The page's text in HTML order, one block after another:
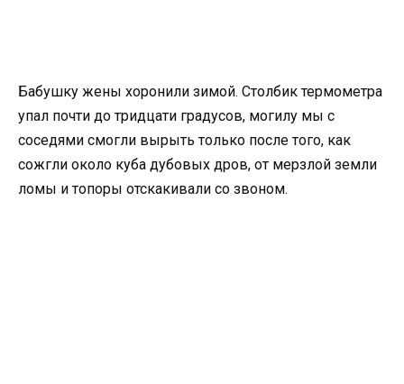
Бабушку жены хоронили зимой. Столбик термометра
упал почти до тридцати градусов, могилу мы с
соседями смогли вырыть только после того, как
сожгли около куба дубовых дров, от мерзлой земли
ломы и топоры отскакивали со звоном.